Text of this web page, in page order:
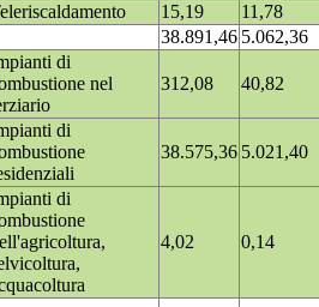
15,19
11,78
38.891,46 5.062,36
di
nel
312,08 40,82
di
38.575,36 5.021,40
di
4,02 0,14